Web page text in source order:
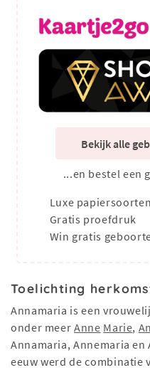
Bekijk alle
...en bestel een
Luxe
Gratis proefdruk
Win gratis
Toelichting
Annamaria is een
onder meerAnne Marie,
Annamaria, Annemaria
eeuw werd de combinatie